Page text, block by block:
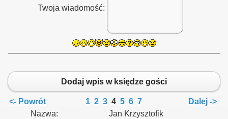
Twoja wiadomość:
Dodaj wpis w księdze gości
<- Powrót 1 2 3 4 5 6 7
Dalej ->
Nazwa:
Jan Krzysztofik